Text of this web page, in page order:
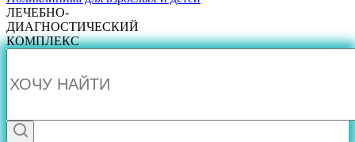
ЛЕЧЕБНО-
ДИАГНОСТИЧЕСКИЙ
КОМПЛЕКС